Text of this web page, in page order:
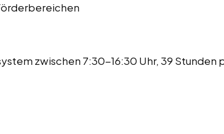
zwischen 7:30-16:30 Uhr, 39 Stunden